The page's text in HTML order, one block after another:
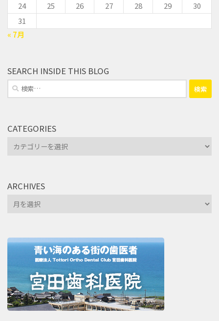
24
25 26 27 28 29
30
31
« 7月
SEARCH INSIDE THIS BLOG
検
索:
CATEGORIES
Categories
ARCHIVES
Archives